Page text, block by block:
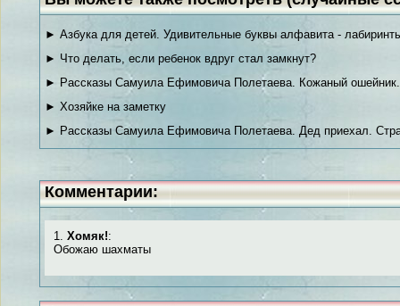
► Азбука для детей. Удивительные буквы алфавита -
► Что делать, если ребенок вдруг стал замкнут?
► Рассказы Самуила Ефимовича Полетаева. Кожаный
► Хозяйке на заметку
► Рассказы Самуила Ефимовича Полетаева. Дед приехал.
Комментарии:
1. Хомяк!:
Обожаю шахматы